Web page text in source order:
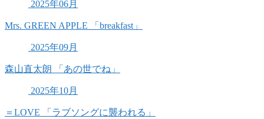
2025年06月
Mrs. GREEN APPLE 「breakfast」
2025年09月
森山直太朗 「あの世でね」
2025年10月
＝LOVE 「ラブソングに襲われる」